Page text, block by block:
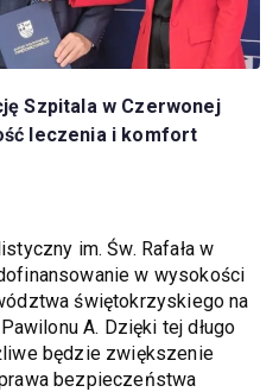
Szpitala w Czerwonej
leczenia i komfort
im. Św. Rafała w
w wysokości
świętokrzyskiego na
A. Dzięki tej długo
będzie zwiększenie
bezpieczeństwa